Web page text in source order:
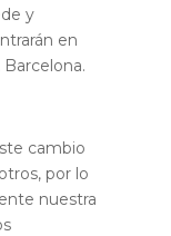
y
en
Barcelona.
cambio
por lo
nuestra